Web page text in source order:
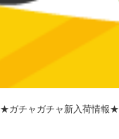
★ガチャガチャ新入荷情報★